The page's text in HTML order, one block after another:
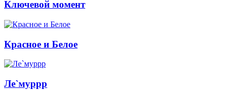
Ключевой момент
Красное и Белое
Ле`муррр